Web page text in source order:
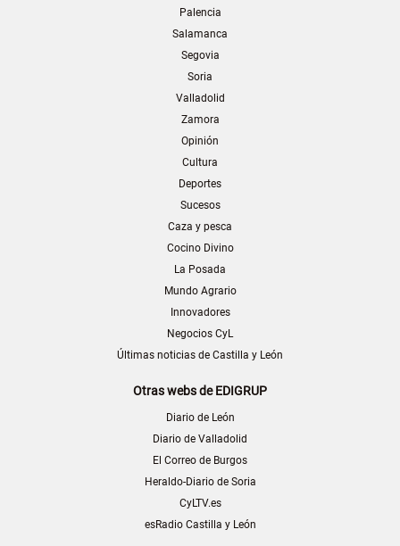
Palencia
Salamanca
Segovia
Soria
Valladolid
Zamora
Opinión
Cultura
Deportes
Sucesos
Caza y pesca
Cocino Divino
La Posada
Mundo Agrario
Innovadores
Negocios CyL
Últimas noticias de Castilla y León
Otras webs de EDIGRUP
Diario de León
Diario de Valladolid
El Correo de Burgos
Heraldo-Diario de Soria
CyLTV.es
esRadio Castilla y León